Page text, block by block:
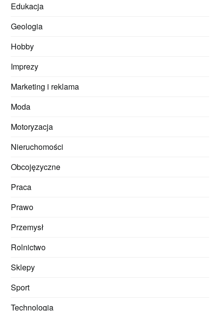
Edukacja
Geologia
Hobby
Imprezy
Marketing i reklama
Moda
Motoryzacja
Nieruchomości
Obcojęzyczne
Praca
Prawo
Przemysł
Rolnictwo
Sklepy
Sport
Technologia